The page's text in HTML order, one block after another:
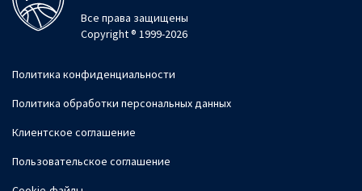
Все права защищены
Copyright ® 1999-2026
Политика конфиденциальности
Политика обработки персональных данных
Клиентское соглашение
Пользовательское соглашение